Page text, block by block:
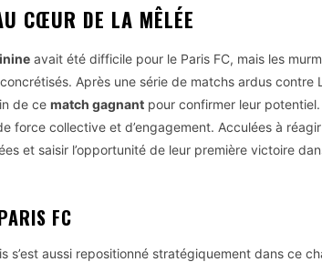
CŒUR DE LA MÊLÉE
avait été difficile pour le Paris FC, mais les
Après une série de matchs ardus contre
de ce match gagnant pour confirmer leur
force collective et d’engagement. Acculées à
et saisir l’opportunité de leur première victoire
FC
s’est aussi repositionné stratégiquement dans ce